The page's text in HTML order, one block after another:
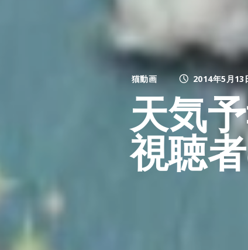
猫動画 2014年5月13
天気
視聴